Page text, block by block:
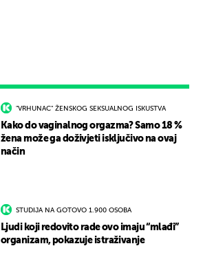
"VRHUNAC" ŽENSKOG SEKSUALNOG ISKUSTVA
Kako do vaginalnog orgazma? Samo 18 %
žena može ga doživjeti isključivo na ovaj
način
STUDIJA NA GOTOVO 1.900 OSOBA
Ljudi koji redovito rade ovo imaju “mlađi”
organizam, pokazuje istraživanje